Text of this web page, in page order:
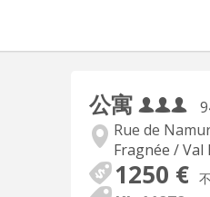
公寓
Rue de
Fragnée / Val
1250 €